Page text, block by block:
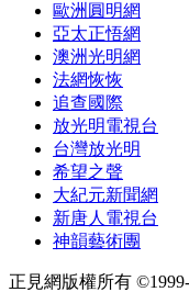
歐洲圓明網
亞太正悟網
澳洲光明網
法網恢恢
追查國際
放光明電視台
台灣放光明
希望之聲
大紀元新聞網
新唐人電視台
神韻藝術團
正見網版權所有